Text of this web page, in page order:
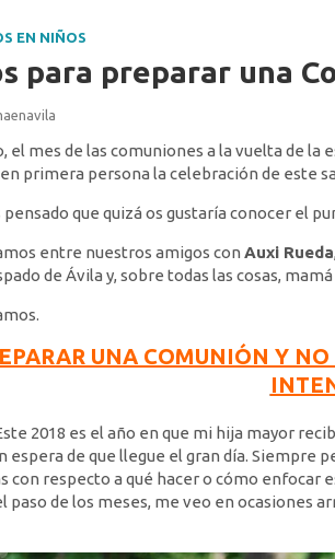
EN NIÑOS
para preparar una
el mes de las comuniones a la vuelta de la
primera persona la celebración de este
que quizá os gustaría conocer el
entre nuestros amigos con Auxi Rueda
de Ávila y, sobre todas las cosas, mamá
UNA COMUNIÓN Y
2018 es el año en que mi hija mayor
espera de que llegue el gran día. Siempre
con respecto a qué hacer o cómo
paso de los meses, me veo en ocasiones